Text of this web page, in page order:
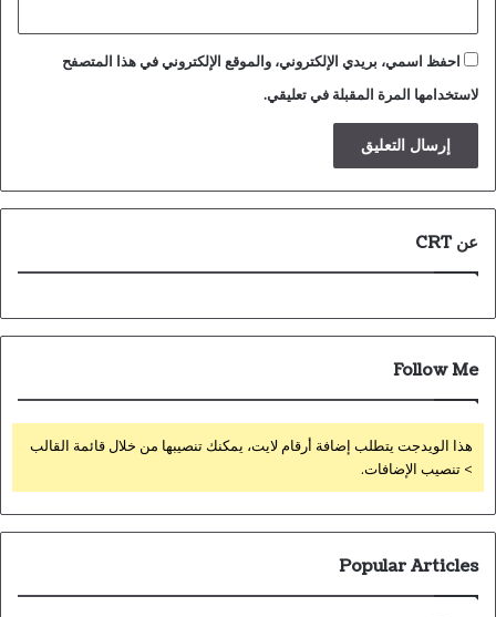
احفظ اسمي، بريدي الإلكتروني، والموقع الإلكتروني في هذا المتصفح
لاستخدامها المرة المقبلة في تعليقي.
عن CRT
Follow Me
هذا الويدجت يتطلب إضافة أرقام لايت، يمكنك تنصيبها من خلال قائمة القالب
> تنصيب الإضافات.
Popular Articles